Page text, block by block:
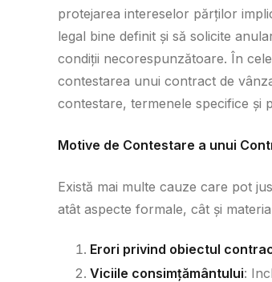
protejarea intereselor părților
legal bine definit și să solicite
condiții necorespunzătoare. În
contestarea unui contract de
contestare, termenele specifice și
Motive de Contestare a unui
Există mai multe cauze care pot
atât aspecte formale, cât și
Erori privind obiectul
Viciile consimțământului: